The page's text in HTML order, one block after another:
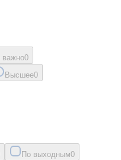
важно0
Высшее0
По выходным0